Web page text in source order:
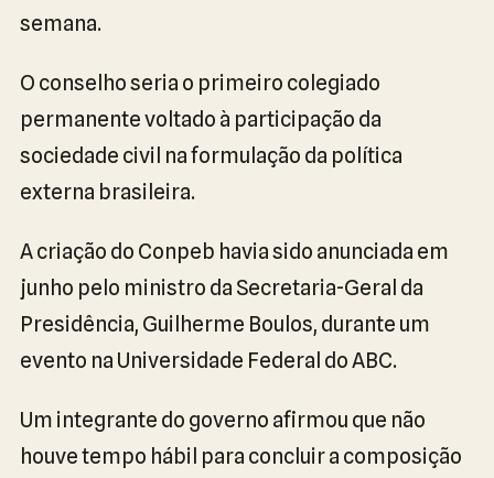
semana.
O conselho seria o primeiro colegiado
permanente voltado à participação da
sociedade civil na formulação da política
externa brasileira.
A criação do Conpeb havia sido anunciada em
junho pelo ministro da Secretaria-Geral da
Presidência, Guilherme Boulos, durante um
evento na Universidade Federal do ABC.
Um integrante do governo afirmou que não
houve tempo hábil para concluir a composição